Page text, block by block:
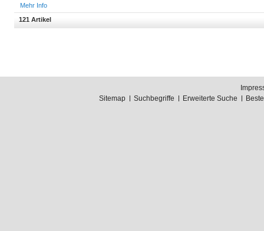
Mehr Info
121 Artikel
Sitemap
Suchbegriffe Erweiterte Suche